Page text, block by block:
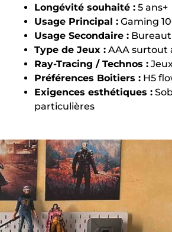
Longévité souhaité : 5 ans+
Usage Principal : Gaming
Usage Secondaire :
Type de Jeux : AAA surtout
Ray-Tracing / Technos :
Préférences Boitiers : H5
Exigences esthétiques :
particulières